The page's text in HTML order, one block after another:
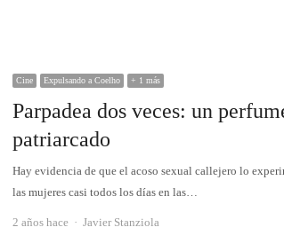
Cine Expulsando a Coelho + 1 más
Parpadea dos veces: un
patriarcado
Hay evidencia de que el acoso sexual callejero lo
las mujeres casi todos los días en las…
2 años hace Autor
Javier Stanziola